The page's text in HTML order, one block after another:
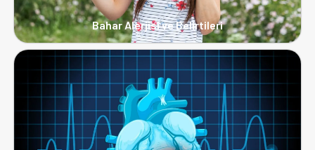
Bahar Alerjisi ve Belirtileri